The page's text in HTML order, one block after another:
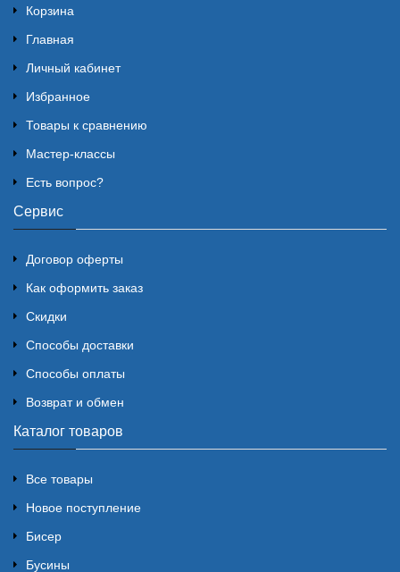
Корзина
Главная
Личный кабинет
Избранное
Товары к сравнению
Мастер-классы
Есть вопрос?
Сервис
Договор оферты
Как оформить заказ
Скидки
Способы доставки
Способы оплаты
Возврат и обмен
Каталог товаров
Все товары
Новое поступление
Бисер
Бусины